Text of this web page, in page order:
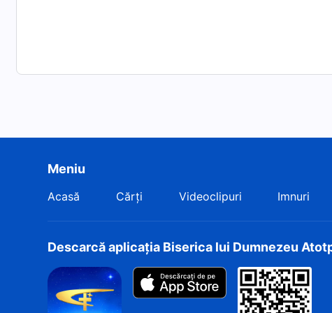
Meniu
Acasă Cărți Videoclipuri Imnuri
Descarcă aplicația Biserica lui Dumnezeu